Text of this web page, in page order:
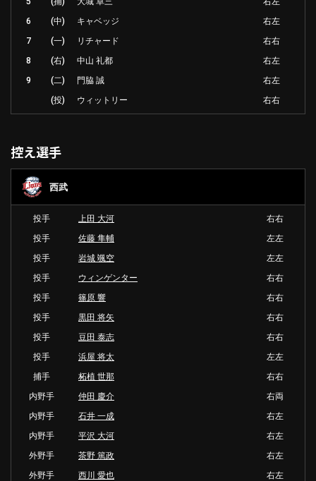
6
(中) キャベッジ
右左
7
(一) リチャード
右右
8
(右) 中山 礼都
右左
9
(二) 門脇 誠
右左
(投)
ウィットリー 右右
控え選手
西武
投手 上田 大河
右右
投手
佐藤 隼輔
左左
投手
岩城 颯空
左左
投手
ウィンゲンター
右右
投手
篠原 響
右右
投手
黒田 将矢
右右
投手
豆田 泰志
右右
投手
浜屋 将太
左左
捕手
柘植 世那
右右
内野手
仲田 慶介
右両
内野手
石井 一成
右左
内野手
平沢 大河
右左
外野手
茶野 篤政
右左
外野手
西川 愛也
右左